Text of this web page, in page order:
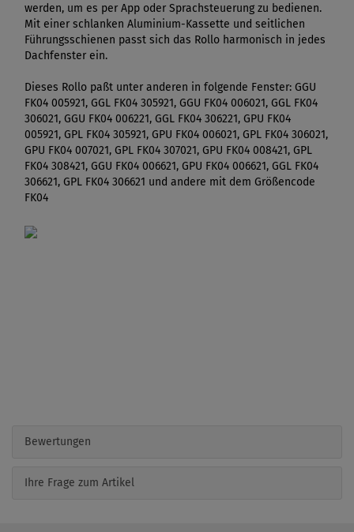
werden, um es per App oder Sprachsteuerung zu bedienen.
Mit einer schlanken Aluminium-Kassette und seitlichen
Führungsschienen passt sich das Rollo harmonisch in jedes
Dachfenster ein.
Dieses Rollo paßt unter anderen in folgende Fenster: GGU
FK04 005921, GGL FK04 305921, GGU FK04 006021, GGL FK04
306021, GGU FK04 006221, GGL FK04 306221, GPU FK04
005921, GPL FK04 305921, GPU FK04 006021, GPL FK04 306021,
GPU FK04 007021, GPL FK04 307021, GPU FK04 008421, GPL
FK04 308421, GGU FK04 006621, GPU FK04 006621, GGL FK04
306621, GPL FK04 306621 und andere mit dem Größencode
FK04
Bewertungen
Ihre Frage zum Artikel